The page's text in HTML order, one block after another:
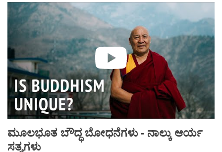
ಮೂಲಭೂತ ಬೌದ್ಧ ಬೋಧನೆಗಳು- ನಾಲ್ಕು ಆರ್ಯ
ಸತ್ಯಗಳು